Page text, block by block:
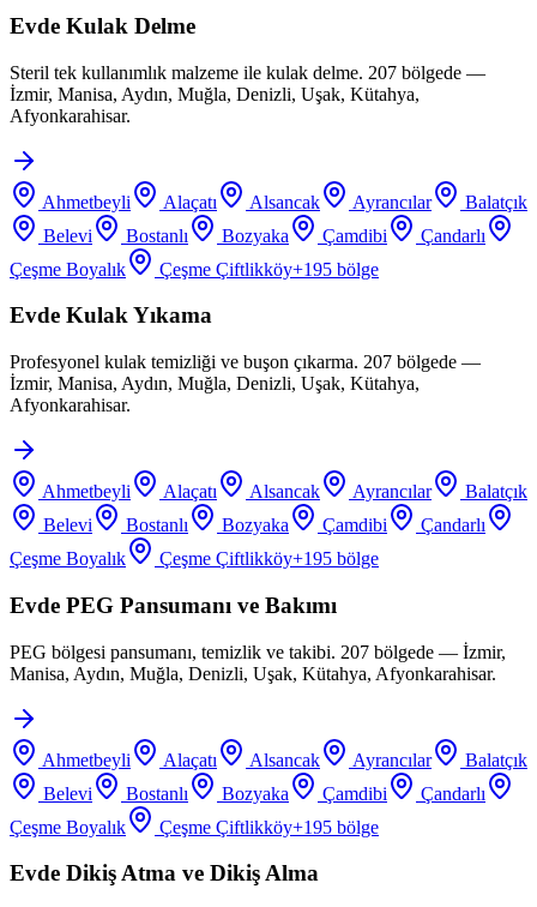
Evde Kulak Delme
Steril tek kullanımlık malzeme ile kulak delme. 207 bölgede —
İzmir, Manisa, Aydın, Muğla, Denizli, Uşak, Kütahya,
Afyonkarahisar.
Ahmetbeyli Alaçatı Alsancak Ayrancılar
Balatçık
Belevi
Bostanlı Bozyaka Çamdibi
Çandarlı
Çeşme Boyalık
Çeşme Çiftlikköy+195 bölge
Evde Kulak Yıkama
Profesyonel kulak temizliği ve buşon çıkarma. 207 bölgede —
İzmir, Manisa, Aydın, Muğla, Denizli, Uşak, Kütahya,
Afyonkarahisar.
Ahmetbeyli Alaçatı Alsancak Ayrancılar
Balatçık
Belevi
Bostanlı Bozyaka Çamdibi
Çandarlı
Çeşme Boyalık
Çeşme Çiftlikköy+195 bölge
Evde PEG Pansumanı ve Bakımı
PEG bölgesi pansumanı, temizlik ve takibi. 207 bölgede — İzmir,
Manisa, Aydın, Muğla, Denizli, Uşak, Kütahya, Afyonkarahisar.
Ahmetbeyli Alaçatı Alsancak Ayrancılar
Balatçık
Belevi
Bostanlı Bozyaka Çamdibi
Çandarlı
Çeşme Boyalık
Çeşme Çiftlikköy+195 bölge
Evde Dikiş Atma ve Dikiş Alma